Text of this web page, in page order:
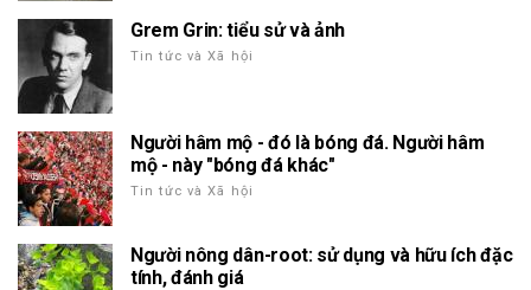
Grem Grin: tiểu sử và ảnh
Tin tức và Xã hội
Người hâm mộ - đó là bóng đá. Người hâm
mộ - này "bóng đá khác"
Tin tức và Xã hội
Người nông dân-root: sử dụng và hữu ích đặc
tính, đánh giá